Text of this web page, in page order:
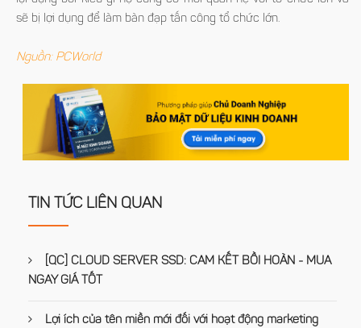
sẽ bị lợi dụng để làm bàn đạp tấn công tổ chức lớn.
Nguồn: PCWorld
TIN TỨC LIÊN QUAN
[QC] CLOUD SERVER SSD: CAM KẾT BỒI HOÀN - MUA
NGAY GIÁ TỐT
Lợi ích của tên miền mới đối với hoạt động marketing